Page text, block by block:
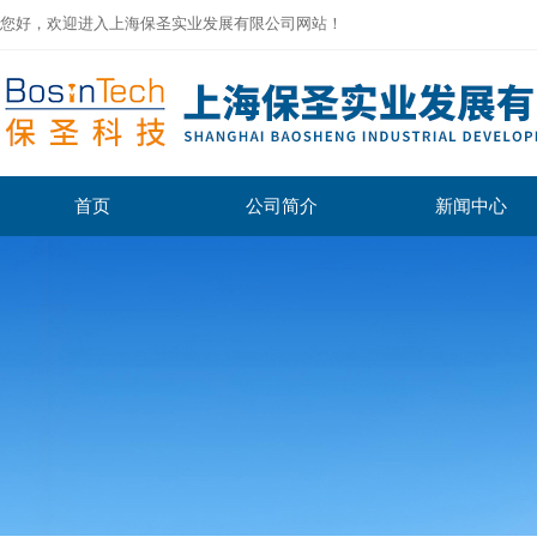
您好，欢迎进入上海保圣实业发展有限公司网站！
首页 公司简介 新闻中心